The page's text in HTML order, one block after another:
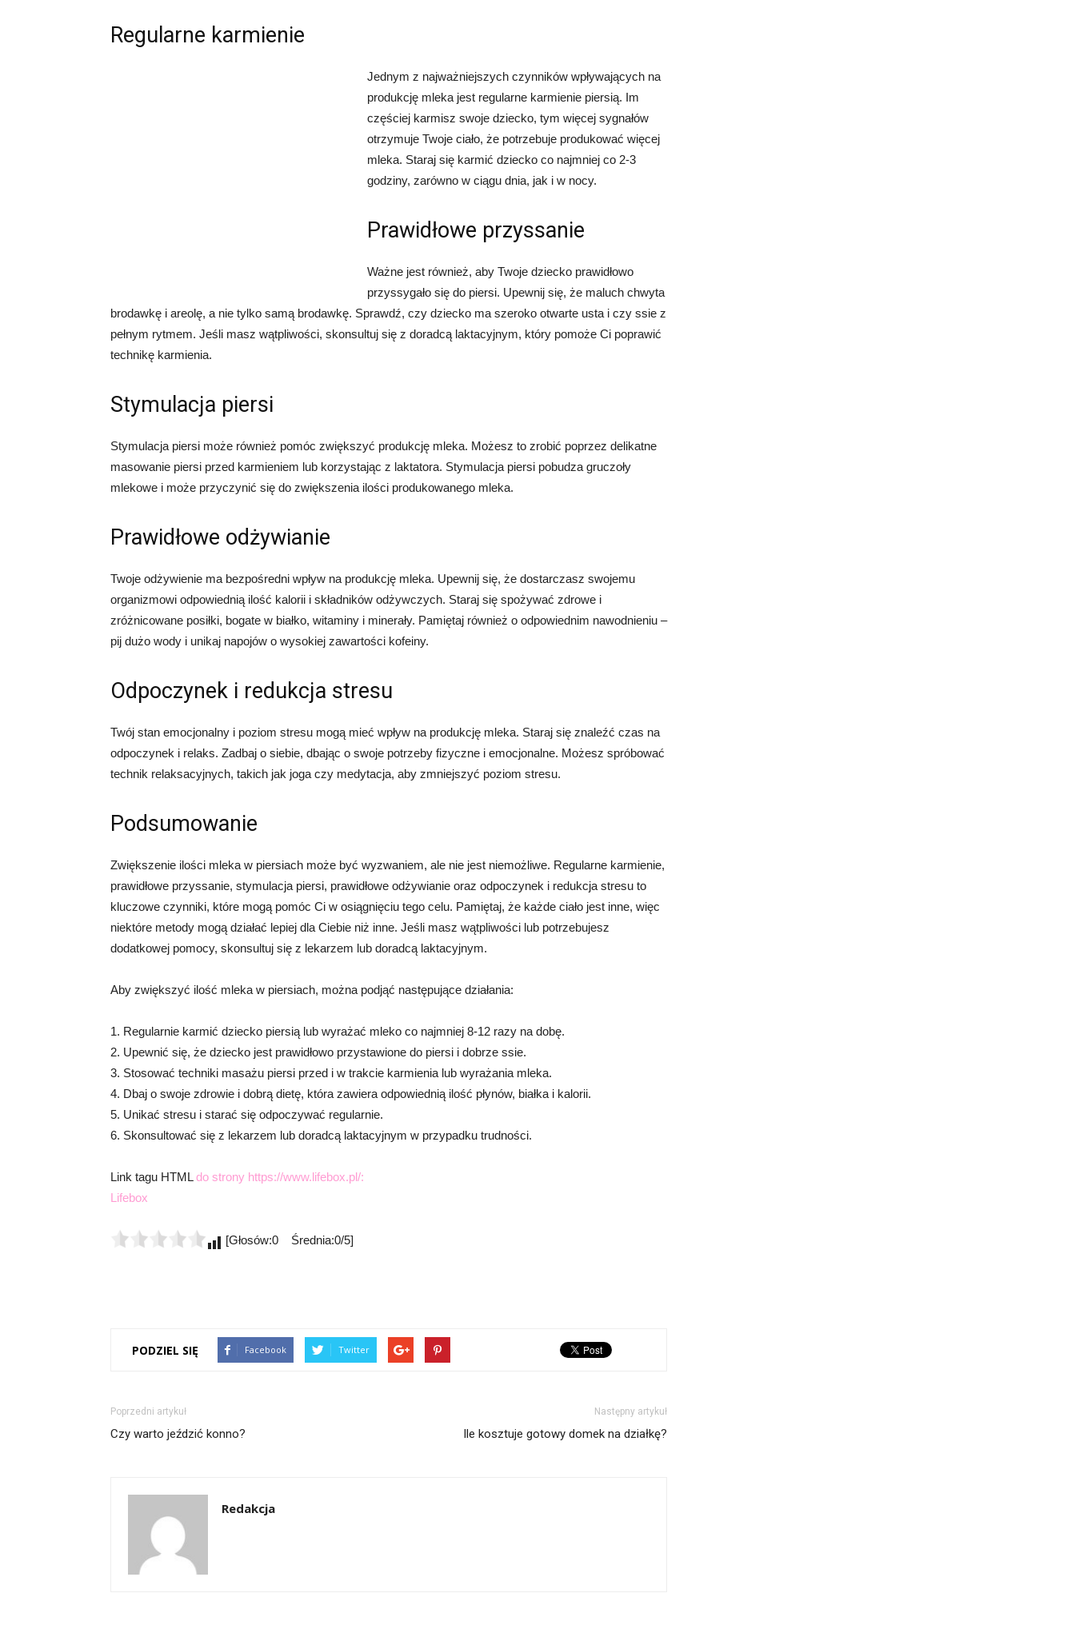
Regularne karmienie
Jednym z najważniejszych czynników wpływających na
produkcję mleka jest regularne karmienie piersią. Im
częściej karmisz swoje dziecko, tym więcej sygnałów
otrzymuje Twoje ciało, że potrzebuje produkować więcej
mleka. Staraj się karmić dziecko co najmniej co 2-3
godziny, zarówno w ciągu dnia, jak i w nocy.
Prawidłowe przyssanie
Ważne jest również, aby Twoje dziecko prawidłowo
przyssygało się do piersi. Upewnij się, że maluch chwyta
brodawkę i areolę, a nie tylko samą brodawkę. Sprawdź, czy dziecko ma szeroko otwarte usta i czy ssie z
pełnym rytmem. Jeśli masz wątpliwości, skonsultuj się z doradcą laktacyjnym, który pomoże Ci poprawić
technikę karmienia.
Stymulacja piersi
Stymulacja piersi może również pomóc zwiększyć produkcję mleka. Możesz to zrobić poprzez delikatne
masowanie piersi przed karmieniem lub korzystając z laktatora. Stymulacja piersi pobudza gruczoły
mlekowe i może przyczynić się do zwiększenia ilości produkowanego mleka.
Prawidłowe odżywianie
Twoje odżywienie ma bezpośredni wpływ na produkcję mleka. Upewnij się, że dostarczasz swojemu
organizmowi odpowiednią ilość kalorii i składników odżywczych. Staraj się spożywać zdrowe i
zróżnicowane posiłki, bogate w białko, witaminy i minerały. Pamiętaj również o odpowiednim nawodnieniu –
pij dużo wody i unikaj napojów o wysokiej zawartości kofeiny.
Odpoczynek i redukcja stresu
Twój stan emocjonalny i poziom stresu mogą mieć wpływ na produkcję mleka. Staraj się znaleźć czas na
odpoczynek i relaks. Zadbaj o siebie, dbając o swoje potrzeby fizyczne i emocjonalne. Możesz spróbować
technik relaksacyjnych, takich jak joga czy medytacja, aby zmniejszyć poziom stresu.
Podsumowanie
Zwiększenie ilości mleka w piersiach może być wyzwaniem, ale nie jest niemożliwe. Regularne karmienie,
prawidłowe przyssanie, stymulacja piersi, prawidłowe odżywianie oraz odpoczynek i redukcja stresu to
kluczowe czynniki, które mogą pomóc Ci w osiągnięciu tego celu. Pamiętaj, że każde ciało jest inne, więc
niektóre metody mogą działać lepiej dla Ciebie niż inne. Jeśli masz wątpliwości lub potrzebujesz
dodatkowej pomocy, skonsultuj się z lekarzem lub doradcą laktacyjnym.
Aby zwiększyć ilość mleka w piersiach, można podjąć następujące działania:
1. Regularnie karmić dziecko piersią lub wyrażać mleko co najmniej 8-12 razy na dobę.
2. Upewnić się, że dziecko jest prawidłowo przystawione do piersi i dobrze ssie.
3. Stosować techniki masażu piersi przed i w trakcie karmienia lub wyrażania mleka.
4. Dbaj o swoje zdrowie i dobrą dietę, która zawiera odpowiednią ilość płynów, białka i kalorii.
5. Unikać stresu i starać się odpoczywać regularnie.
6. Skonsultować się z lekarzem lub doradcą laktacyjnym w przypadku trudności.
Link tagu HTMLdo strony https://www.lifebox.pl/:
Lifebox
[Głosów:0 Średnia:0/5]
PODZIEL SIĘ Facebook Twitter
Poprzedni artykuł
Czy warto jeździć konno?
Następny artykuł
Ile kosztuje gotowy domek na działkę?
Redakcja